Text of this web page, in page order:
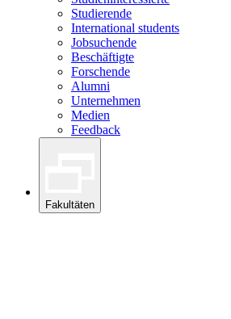
Studierende
International students
Jobsuchende
Beschäftigte
Forschende
Alumni
Unternehmen
Medien
Feedback
Fakultäten